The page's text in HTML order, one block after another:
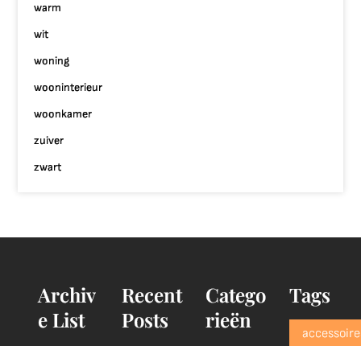
warm
wit
woning
wooninterieur
woonkamer
zuiver
zwart
Archiv
e List
Recent
Posts
Catego
rieën
Tags